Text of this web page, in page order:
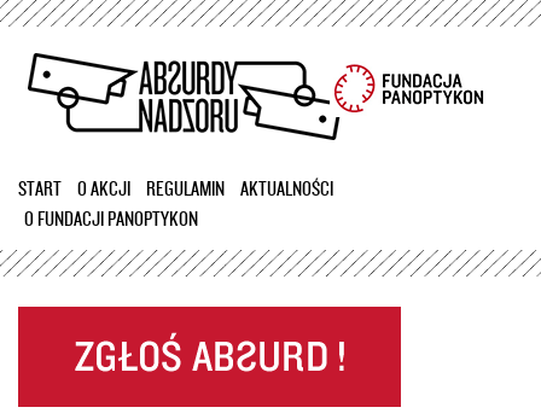
Przejdź
treści
START O AKCJI REGULAMIN
AKTUALNOŚCI
O FUNDACJI PANOPTYKON